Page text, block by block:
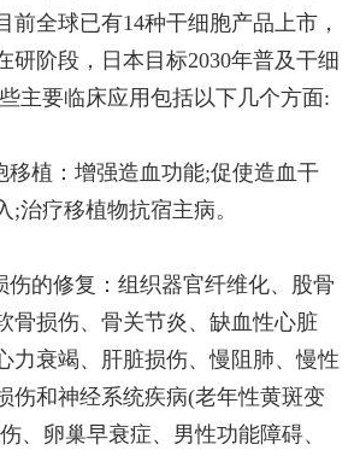
前全球已有14种干细胞产品上市，
研阶段，日本目标2030年普及干细
主要临床应用包括以下几个方面:
植：增强造血功能;促使造血干
;治疗移植物抗宿主病。
的修复：组织器官纤维化、股骨
骨损伤、骨关节炎、缺血性心脏
力衰竭、肝脏损伤、慢阻肺、慢性
伤和神经系统疾病(老年性黄斑变
、卵巢早衰症、男性功能障碍、